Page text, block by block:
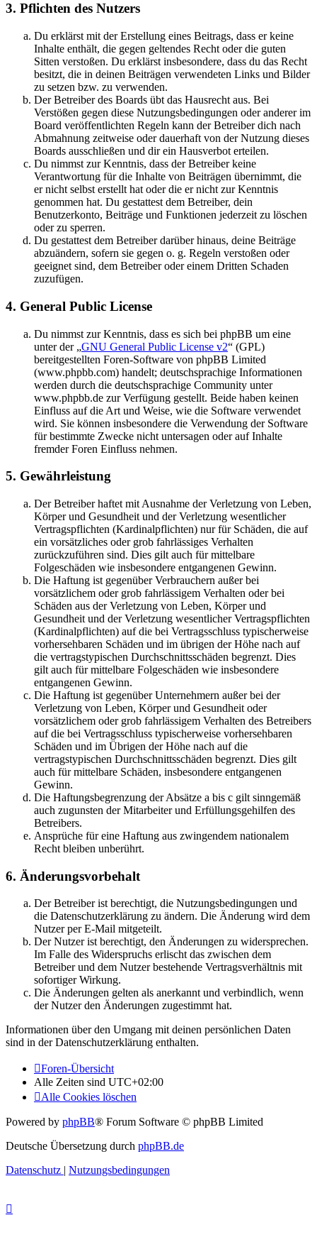
3. Pflichten des Nutzers
Du erklärst mit der Erstellung eines Beitrags, dass er keine
Inhalte enthält, die gegen geltendes Recht oder die guten
Sitten verstoßen. Du erklärst insbesondere, dass du das Recht
besitzt, die in deinen Beiträgen verwendeten Links und Bilder
zu setzen bzw. zu verwenden.
Der Betreiber des Boards übt das Hausrecht aus. Bei
Verstößen gegen diese Nutzungsbedingungen oder anderer im
Board veröffentlichten Regeln kann der Betreiber dich nach
Abmahnung zeitweise oder dauerhaft von der Nutzung dieses
Boards ausschließen und dir ein Hausverbot erteilen.
Du nimmst zur Kenntnis, dass der Betreiber keine
Verantwortung für die Inhalte von Beiträgen übernimmt, die
er nicht selbst erstellt hat oder die er nicht zur Kenntnis
genommen hat. Du gestattest dem Betreiber, dein
Benutzerkonto, Beiträge und Funktionen jederzeit zu löschen
oder zu sperren.
Du gestattest dem Betreiber darüber hinaus, deine Beiträge
abzuändern, sofern sie gegen o. g. Regeln verstoßen oder
geeignet sind, dem Betreiber oder einem Dritten Schaden
zuzufügen.
4. General Public License
Du nimmst zur Kenntnis, dass es sich bei phpBB um eine
unter der „GNU General Public License v2“ (GPL)
bereitgestellten Foren-Software von phpBB Limited
(www.phpbb.com) handelt; deutschsprachige Informationen
werden durch die deutschsprachige Community unter
www.phpbb.de zur Verfügung gestellt. Beide haben keinen
Einfluss auf die Art und Weise, wie die Software verwendet
wird. Sie können insbesondere die Verwendung der Software
für bestimmte Zwecke nicht untersagen oder auf Inhalte
fremder Foren Einfluss nehmen.
5. Gewährleistung
Der Betreiber haftet mit Ausnahme der Verletzung von Leben,
Körper und Gesundheit und der Verletzung wesentlicher
Vertragspflichten (Kardinalpflichten) nur für Schäden, die auf
ein vorsätzliches oder grob fahrlässiges Verhalten
zurückzuführen sind. Dies gilt auch für mittelbare
Folgeschäden wie insbesondere entgangenen Gewinn.
Die Haftung ist gegenüber Verbrauchern außer bei
vorsätzlichem oder grob fahrlässigem Verhalten oder bei
Schäden aus der Verletzung von Leben, Körper und
Gesundheit und der Verletzung wesentlicher Vertragspflichten
(Kardinalpflichten) auf die bei Vertragsschluss typischerweise
vorhersehbaren Schäden und im übrigen der Höhe nach auf
die vertragstypischen Durchschnittsschäden begrenzt. Dies
gilt auch für mittelbare Folgeschäden wie insbesondere
entgangenen Gewinn.
Die Haftung ist gegenüber Unternehmern außer bei der
Verletzung von Leben, Körper und Gesundheit oder
vorsätzlichem oder grob fahrlässigem Verhalten des Betreibers
auf die bei Vertragsschluss typischerweise vorhersehbaren
Schäden und im Übrigen der Höhe nach auf die
vertragstypischen Durchschnittsschäden begrenzt. Dies gilt
auch für mittelbare Schäden, insbesondere entgangenen
Gewinn.
Die Haftungsbegrenzung der Absätze a bis c gilt sinngemäß
auch zugunsten der Mitarbeiter und Erfüllungsgehilfen des
Betreibers.
Ansprüche für eine Haftung aus zwingendem nationalem
Recht bleiben unberührt.
6. Änderungsvorbehalt
Der Betreiber ist berechtigt, die Nutzungsbedingungen und
die Datenschutzerklärung zu ändern. Die Änderung wird dem
Nutzer per E-Mail mitgeteilt.
Der Nutzer ist berechtigt, den Änderungen zu widersprechen.
Im Falle des Widerspruchs erlischt das zwischen dem
Betreiber und dem Nutzer bestehende Vertragsverhältnis mit
sofortiger Wirkung.
Die Änderungen gelten als anerkannt und verbindlich, wenn
der Nutzer den Änderungen zugestimmt hat.
Informationen über den Umgang mit deinen persönlichen Daten
sind in der Datenschutzerklärung enthalten.
Foren-Übersicht
Alle Zeiten sind UTC+02:00
Alle Cookies löschen
Powered by phpBB® Forum Software © phpBB Limited
Deutsche Übersetzung durch phpBB.de
Datenschutz
Nutzungsbedingungen